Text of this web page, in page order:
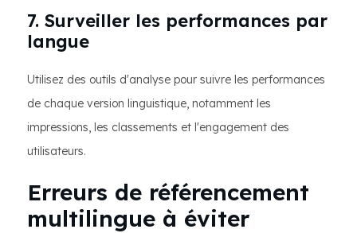
7. Surveiller les performances par
langue
Utilisez des outils d'analyse pour suivre les performances
de chaque version linguistique, notamment les
impressions, les classements et l'engagement des
utilisateurs.
Erreurs de référencement
multilingue à éviter